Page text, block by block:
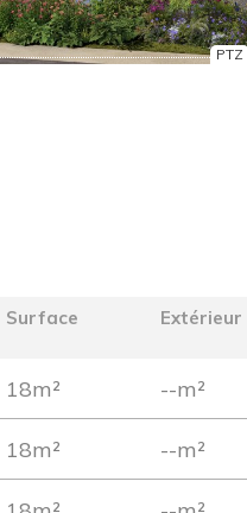
PTZ
Surface Extérieur
18m² --m²
18m² --m²